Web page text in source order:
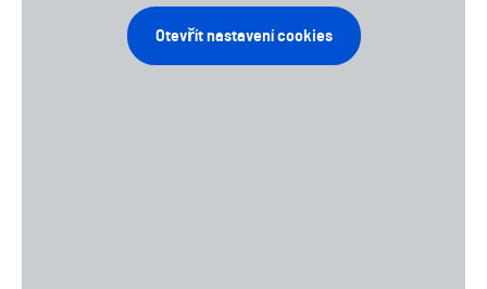
Otevřít nastavení cookies